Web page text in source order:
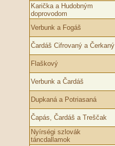
Karička a Hudobným
doprovodom
Verbunk a Fogáš
Čardáš Cifrovaný a Čerkaný
Fl­aškový
Verbunk a Čardáš
Dupkaná a Potriasaná
Čapás, Čardáš a Treščak
Nyírségi szlovák
táncdallamok